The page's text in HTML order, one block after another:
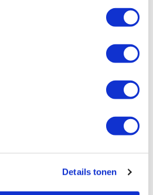
Details tonen
Jackson Predator Triplefast 9 tpi